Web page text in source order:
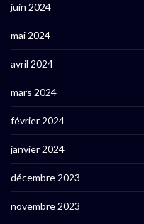
juin 2024
mai 2024
avril 2024
mars 2024
février 2024
janvier 2024
décembre 2023
novembre 2023